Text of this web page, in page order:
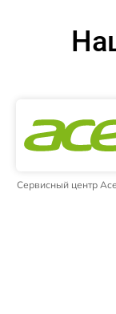
Сервисный центр